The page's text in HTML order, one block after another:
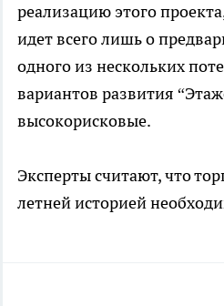
реализацию этого
идет всего лишь о
одного из нескольких
вариантов развития
высокорисковые.
Эксперты считают, что
летней историей